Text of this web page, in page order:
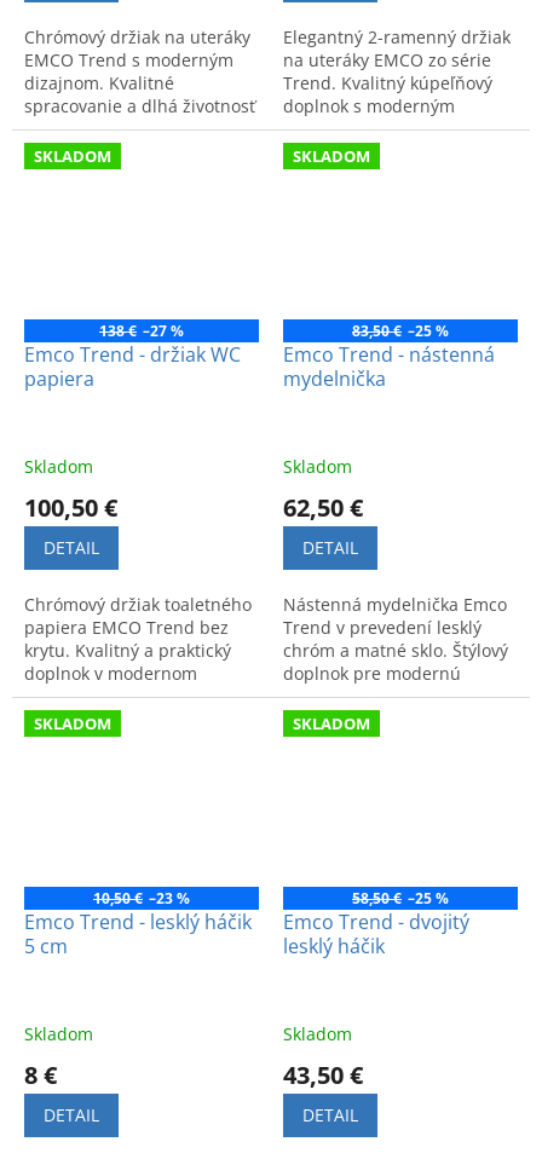
Chrómový držiak na uteráky
EMCO Trend s moderným
dizajnom. Kvalitné
spracovanie a dlhá životnosť
pre vašu kúpeľňu.
Elegantný 2-ramenný držiak
na uteráky EMCO zo série
Trend. Kvalitný kúpeľňový
doplnok s moderným
dizajnom a vysokou
praktickosťou.
SKLADOM
138 € –27 %
Emco Trend - držiak WC
papiera
Skladom
100,50 €
DETAIL
Chrómový držiak toaletného
papiera EMCO Trend bez
krytu. Kvalitný a praktický
doplnok v modernom
dizajne vhodný do každej
kúpeľne.
SKLADOM
83,50 € –25 %
Emco Trend - nástenná
mydelnička
Skladom
62,50 €
DETAIL
Nástenná mydelnička Emco
Trend v prevedení lesklý
chróm a matné sklo. Štýlový
doplnok pre modernú
kúpeľňu s kvalitným
spracovaním a nadčasovým
dizajnom.
SKLADOM
10,50 € –23 %
Emco Trend - lesklý háčik
5 cm
Skladom
8 €
DETAIL
SKLADOM
58,50 € –25 %
Emco Trend - dvojitý
lesklý háčik
Skladom
43,50 €
DETAIL